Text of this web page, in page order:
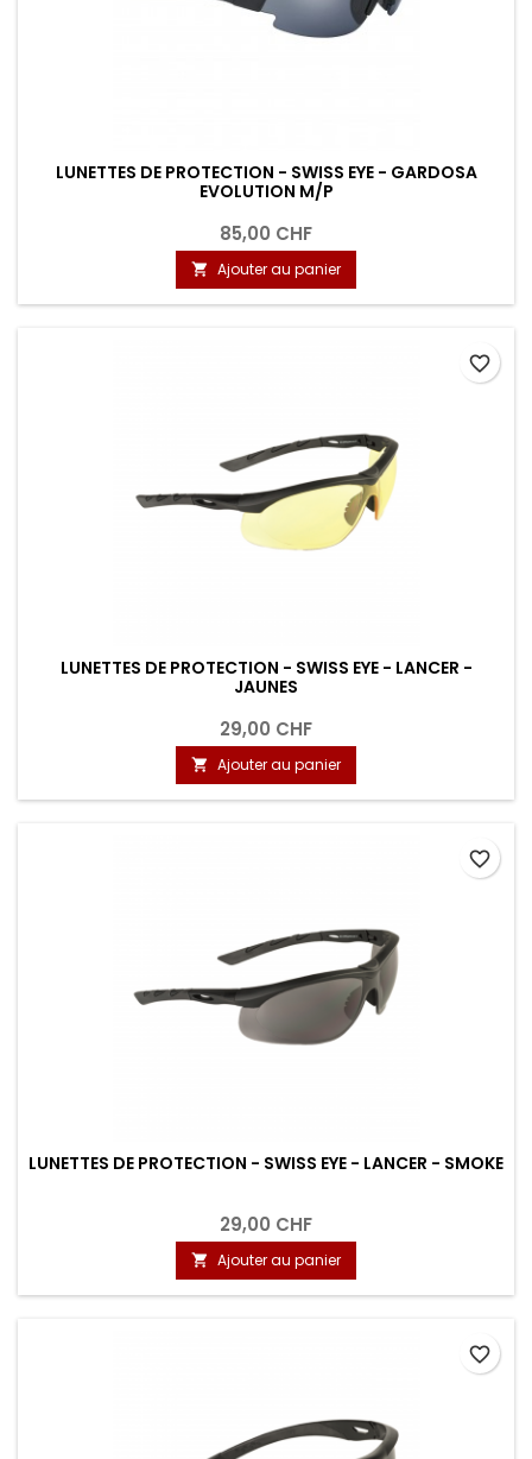
LUNETTES DE PROTECTION - SWISS EYE - GARDOSA
EVOLUTION M/P
85,00 CHF
 Ajouter au panier
LUNETTES DE PROTECTION - SWISS EYE - LANCER -
JAUNES
29,00 CHF
 Ajouter au panier
favorite_border
LUNETTES DE PROTECTION - SWISS EYE - LANCER - SMOKE
29,00 CHF
 Ajouter au panier
favorite_border
favorite_border